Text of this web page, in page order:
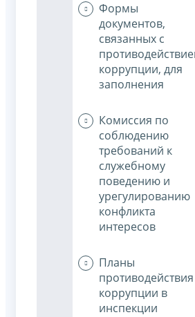
Формы
документов,
связанных с
коррупции, для
заполнения
Комиссия по
соблюдению
требований к
служебному
поведению и
урегулированию
конфликта
интересов
Планы
противодействия
коррупции в
инспекции